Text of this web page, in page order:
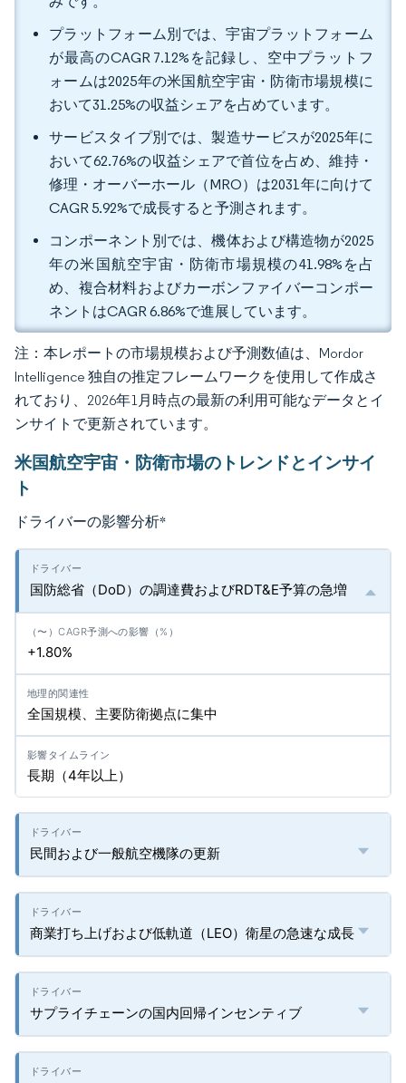
プラットフォーム別では、宇宙プラットフォーム
が最高のCAGR 7.12%を記録し、空中プラットフ
ォームは2025年の米国航空宇宙・防衛市場規模に
おいて31.25%の収益シェアを占めています。
サービスタイプ別では、製造サービスが2025年に
おいて62.76%の収益シェアで首位を占め、維持・
修理・オーバーホール（MRO）は2031年に向けて
CAGR 5.92%で成長すると予測されます。
コンポーネント別では、機体および構造物が2025
年の米国航空宇宙・防衛市場規模の41.98%を占
め、複合材料およびカーボンファイバーコンポー
ネントはCAGR 6.86%で進展しています。
注：本レポートの市場規模および予測数値は、Mordor
Intelligence 独自の推定フレームワークを使用して作成さ
れており、2026年1月時点の最新の利用可能なデータとイ
ンサイトで更新されています。
米国航空宇宙・防衛市場のトレンドとインサイ
ト
ドライバーの影響分析*
国防総省（DoD）の調達費およびRDT&E予算の急増
+1.80%
全国規模、主要防衛拠点に集中
長期（4年以上）
民間および一般航空機隊の更新
商業打ち上げおよび低軌道（LEO）衛星の急速な成長
サプライチェーンの国内回帰インセンティブ